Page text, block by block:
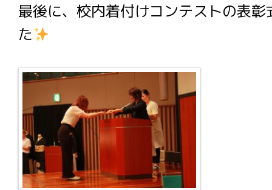
最後に、校内着付けコンテストの表
た